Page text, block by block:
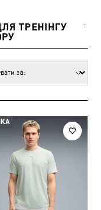
ТРЕНІНГУ
7